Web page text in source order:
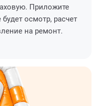
Приложите
осмотр, расчет
на ремонт.